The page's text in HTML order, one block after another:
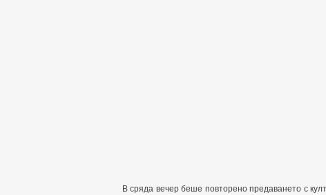
В сряда вечер беше повторено предаването с